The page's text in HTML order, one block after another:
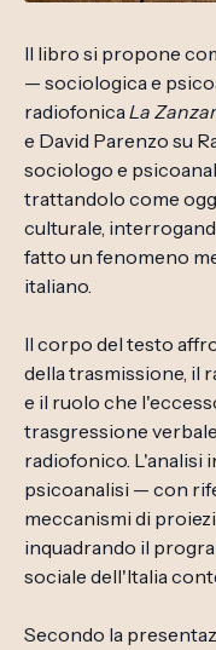
Il libro si propone
— sociologica e
radiofonicaLa
e David Parenzo su
sociologo e
trattandolo come
culturale,
fatto un fenomeno
italiano.
Il corpo del testo
della trasmissione, il
e il ruolo che
trasgressione
radiofonico.
psicoanalisi — con
meccanismi di
inquadrando il
sociale dell'Italia
Secondo la